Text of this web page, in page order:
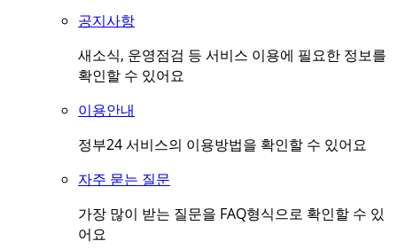
공지사항
새소식, 운영점검 등 서비스 이용에 필요한 정보를
확인할 수 있어요
이용안내
정부24 서비스의 이용방법을 확인할 수 있어요
자주 묻는 질문
가장 많이 받는 질문을 FAQ형식으로 확인할 수 있
어요